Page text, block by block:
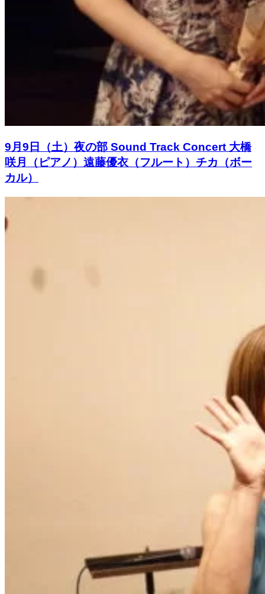
9月9日（土）夜の部 Sound Track Concert 大橋
咲月（ピアノ）遠藤優衣（フルート）チカ（ボー
カル）